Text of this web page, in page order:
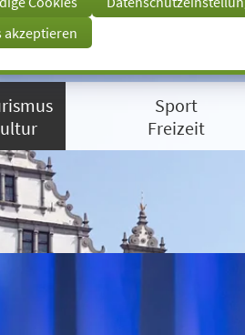
akzeptieren
Sport
Freizeit